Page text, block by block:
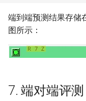
端到端预测结果存储
图所示：
7. 端对端评测